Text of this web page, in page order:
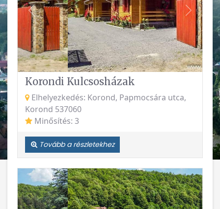
Vissza
Korondi Kulcsosházak
Elhelyezkedés: Korond, Papmocsára utca,
Korond 537060
Minősítés: 3
Tovább a részletekhez